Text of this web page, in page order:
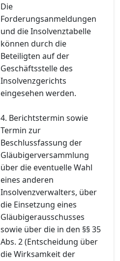
Die
Forderungsanmeldungen
und die Insolvenztabelle
können durch die
Beteiligten auf der
Geschäftsstelle des
Insolvenzgerichts
eingesehen werden.
4. Berichtstermin sowie
Termin zur
Beschlussfassung der
Gläubigerversammlung
über die eventuelle Wahl
eines anderen
Insolvenzverwalters, über
die Einsetzung eines
Gläubigerausschusses
sowie über die in den §§ 35
Abs. 2 (Entscheidung über
die Wirksamkeit der